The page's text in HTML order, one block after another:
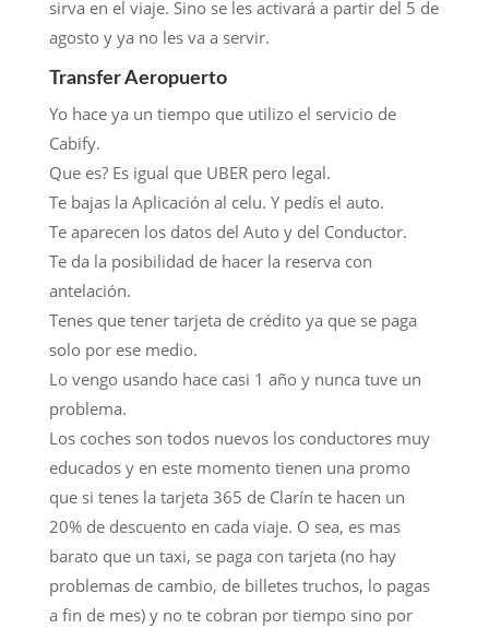
sirva en el viaje. Sino se les activará a partir del 5 de
agosto y ya no les va a servir.
Transfer Aeropuerto
Yo hace ya un tiempo que utilizo el servicio de
Cabify.
Que es? Es igual que UBER pero legal.
Te bajas la Aplicación al celu. Y pedís el auto.
Te aparecen los datos del Auto y del Conductor.
Te da la posibilidad de hacer la reserva con
antelación.
Tenes que tener tarjeta de crédito ya que se paga
solo por ese medio.
Lo vengo usando hace casi 1 año y nunca tuve un
problema.
Los coches son todos nuevos los conductores muy
educados y en este momento tienen una promo
que si tenes la tarjeta 365 de Clarín te hacen un
20% de descuento en cada viaje. O sea, es mas
barato que un taxi, se paga con tarjeta (no hay
problemas de cambio, de billetes truchos, lo pagas
a fin de mes) y no te cobran por tiempo sino por